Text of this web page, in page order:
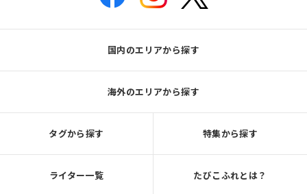
国内のエリアから探す
海外のエリアから探す
タグから探す 特集から探す
ライター一覧 たびこふれとは？